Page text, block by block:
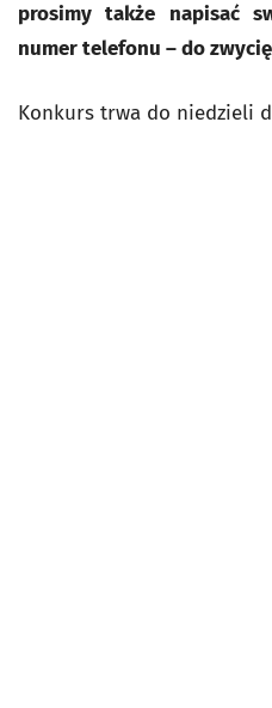
prosimy także napisać
numer telefonu – do
Konkurs trwa do niedzieli